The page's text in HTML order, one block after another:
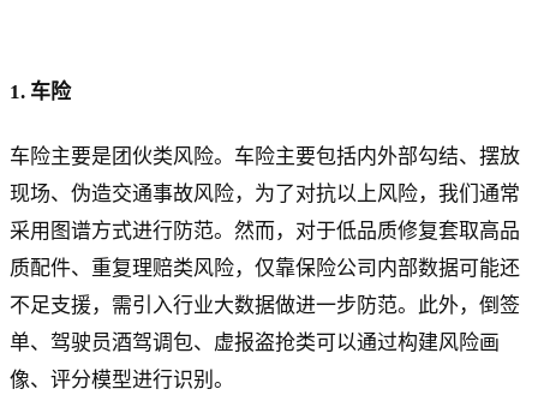
1. 车险
车险主要是团伙类风险。车险主要包括内外部勾结、摆放
现场、伪造交通事故风险，为了对抗以上风险，我们通常
采用图谱方式进行防范。然而，对于低品质修复套取高品
质配件、重复理赔类风险，仅靠保险公司内部数据可能还
不足支援，需引入行业大数据做进一步防范。此外，倒签
单、驾驶员酒驾调包、虚报盗抢类可以通过构建风险画
像、评分模型进行识别。